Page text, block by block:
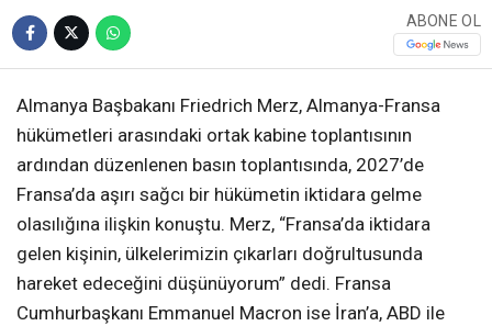
ABONE OL
Almanya Başbakanı Friedrich Merz, Almanya-Fransa
hükümetleri arasındaki ortak kabine toplantısının
ardından düzenlenen basın toplantısında, 2027’de
Fransa’da aşırı sağcı bir hükümetin iktidara gelme
olasılığına ilişkin konuştu. Merz, “Fransa’da iktidara
gelen kişinin, ülkelerimizin çıkarları doğrultusunda
hareket edeceğini düşünüyorum” dedi. Fransa
Cumhurbaşkanı Emmanuel Macron ise İran’a, ABD ile